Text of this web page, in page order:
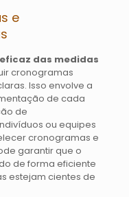
e
das medidas
cronogramas
Isso envolve a
de cada
de
ou equipes
cronogramas e
garantir que o
de forma eficiente
estejam cientes de